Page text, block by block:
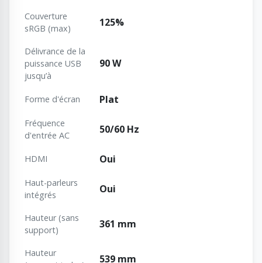
Couverture
sRGB (max)
125%
Délivrance de la
puissance USB
jusqu’à
90 W
Forme d'écran Plat
Fréquence
d'entrée AC
50/60 Hz
HDMI Oui
Haut-parleurs
intégrés
Oui
Hauteur (sans
support)
361 mm
Hauteur
539 mm